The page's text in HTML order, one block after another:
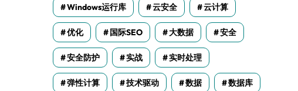
Windows运行库 云安全 云计算
优化 国际SEO 大数据 安全
安全防护 实战 实时处理
弹性计算 技术驱动 数据 数据库